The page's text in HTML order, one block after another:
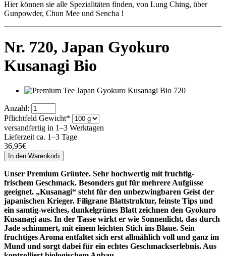
Hier können sie alle Spezialitäten finden, von Lung Ching, über
Gunpowder, Chun Mee und Sencha !
Nr. 720, Japan Gyokuro
Kusanagi Bio
Anzahl:
Pflichtfeld Gewicht*
versandfertig in 1–3 Werktagen
Lieferzeit ca. 1–3 Tage
36,95€
Unser Premium Grüntee. Sehr hochwertig mit fruchtig-
frischem Geschmack. Besonders gut für mehrere Aufgüsse
geeignet. „Kusanagi“ steht für den unbezwingbaren Geist der
japanischen Krieger. Filigrane Blattstruktur, feinste Tips und
ein samtig-weiches, dunkelgrünes Blatt zeichnen den Gyokuro
Kusanagi aus. In der Tasse wirkt er wie Sonnenlicht, das durch
Jade schimmert, mit einem leichten Stich ins Blaue. Sein
fruchtiges Aroma entfaltet sich erst allmählich voll und ganz im
Mund und sorgt dabei für ein echtes Geschmackserlebnis. Aus